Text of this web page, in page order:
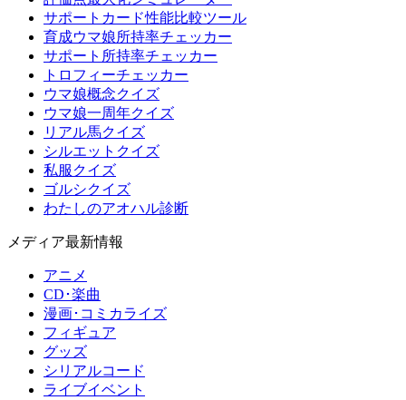
サポートカード性能比較ツール
育成ウマ娘所持率チェッカー
サポート所持率チェッカー
トロフィーチェッカー
ウマ娘概念クイズ
ウマ娘一周年クイズ
リアル馬クイズ
シルエットクイズ
私服クイズ
ゴルシクイズ
わたしのアオハル診断
メディア最新情報
アニメ
CD･楽曲
漫画･コミカライズ
フィギュア
グッズ
シリアルコード
ライブイベント